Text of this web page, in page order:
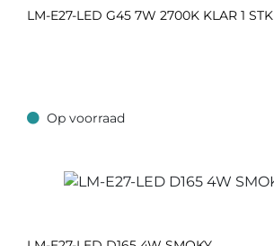
LM-E27-LED G45 7W 2700K KLAR 1 STK
Op voorraad
Op voorraad